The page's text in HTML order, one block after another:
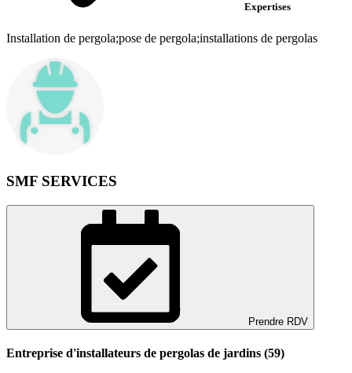
Expertises
Installation de pergola;pose de pergola;installations de pergolas
SMF SERVICES
Prendre RDV
Entreprise d'installateurs de pergolas de jardins (59)